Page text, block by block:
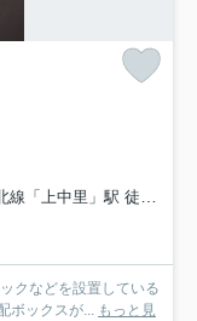
「上中里」駅 徒歩10分
クなどを設置している
ボックスが... もっと見